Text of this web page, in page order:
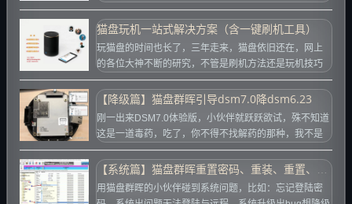
猫盘群晖的功能，这里先讲一个某东的签到功...
猫盘玩机一站式解决方案（含一键刷机工具）
玩猫盘的时间也长了，三年走来，猫盘依旧还在，网上
的各位大神不断的研究，不管是刷机方法还是玩机技巧
都是化繁为简，本博客在各位的观注下一路走...
【降级篇】猫盘群晖引导dsm7.0降dsm6.23
刚一出来DSM7.0体验版，小伙伴就跃跃欲试，殊不知道
这是一道毒药，吃了，你不得不找解药的那种，我不是
说这个版本不好，而是这还是体验版本...
用猫盘群晖的小伙伴碰到系统问题，比如：忘记登陆密